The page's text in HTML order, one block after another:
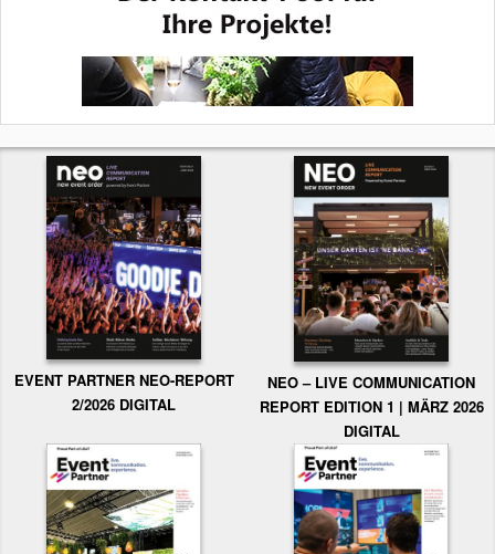
EVENT PARTNER NEO-REPORT
2/2026 DIGITAL
NEO – LIVE COMMUNICATION
REPORT EDITION 1 | MÄRZ 2026
DIGITAL